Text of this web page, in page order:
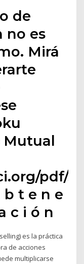
de
no es
Mirá
Mutual
pdf/
b t e n e
c i ó n
es la práctica
de acciones
multiplicarse